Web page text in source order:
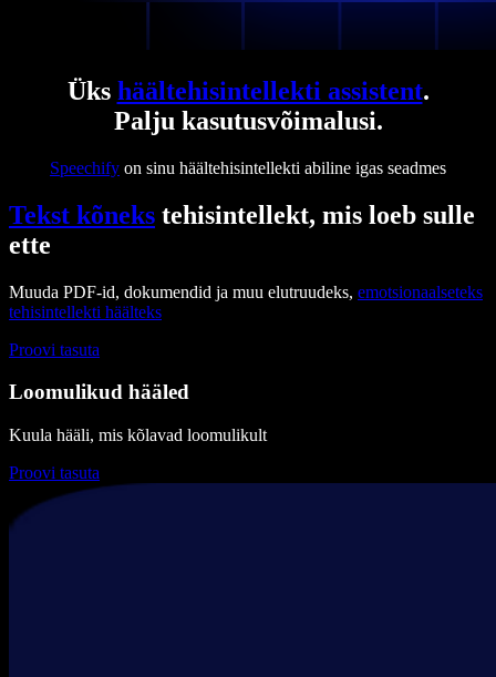
Üks häältehisintellekti assistent.
Palju kasutusvõimalusi.
Speechify on sinu häältehisintellekti abiline igas seadmes
Tekst kõneks tehisintellekt, mis loeb sulle
ette
Muuda PDF-id, dokumendid ja muu elutruudeks, emotsionaalseteks
tehisintellekti häälteks
Proovi tasuta
Loomulikud hääled
Kuula hääli, mis kõlavad loomulikult
Proovi tasuta